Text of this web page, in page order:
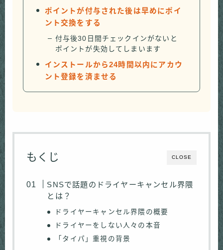
ポイントが付与された後は早めにポイ
ント交換をする
付与後30日間チェックインがないと
ポイントが失効してしまいます
インストールから24時間以内にアカウ
ント登録を済ませる
CLOSE
もくじ
SNSで話題のドライヤーキャンセル界隈
とは？
ドライヤーキャンセル界隈の概要
ドライヤーをしない人々の本音
「タイパ」重視の背景